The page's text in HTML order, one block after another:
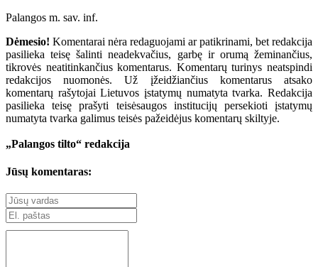
Palangos m. sav. inf.
Dėmesio! Komentarai nėra redaguojami ar patikrinami, bet redakcija
pasilieka teisę šalinti neadekvačius, garbę ir orumą žeminančius,
tikrovės neatitinkančius komentarus. Komentarų turinys neatspindi
redakcijos nuomonės. Už įžeidžiančius komentarus atsako
komentarų rašytojai Lietuvos įstatymų numatyta tvarka. Redakcija
pasilieka teisę prašyti teisėsaugos institucijų persekioti įstatymų
numatyta tvarka galimus teisės pažeidėjus komentarų skiltyje.
„Palangos tilto“ redakcija
Jūsų komentaras: